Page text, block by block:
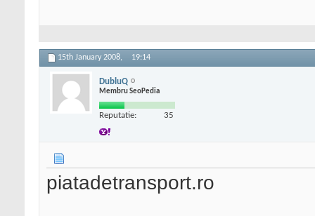
15th January 2008, 19:14
DubluQ
Membru SeoPedia
Reputatie: 35
piatadetransport.ro